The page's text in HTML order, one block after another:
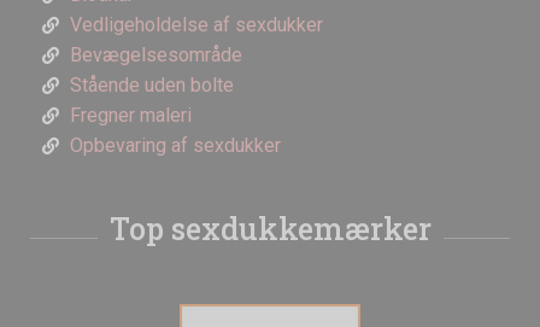
Vedligeholdelse af sexdukker
Bevægelsesområde
Stående uden bolte
Fregner maleri
Opbevaring af sexdukker
Top sexdukkemærker